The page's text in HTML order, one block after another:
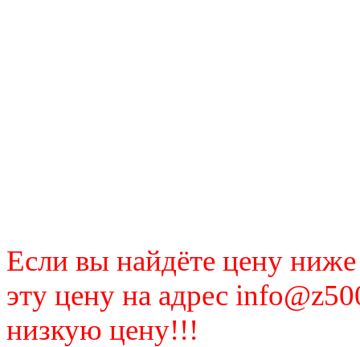
Если вы найдёте цену
эту цену на адрес
низкую цену!!!